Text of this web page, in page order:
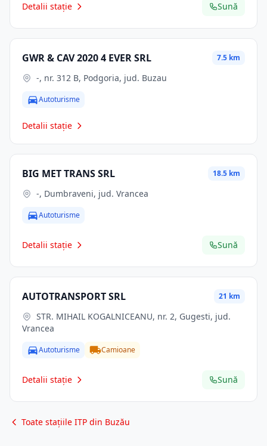
Detalii stație Sună
GWR & CAV 2020 4 EVER SRL 7.5 km
-, nr. 312 B, Podgoria, jud. Buzau
Autoturisme
Detalii stație
BIG MET TRANS SRL 18.5 km
-, Dumbraveni, jud. Vrancea
Autoturisme
Detalii stație Sună
AUTOTRANSPORT SRL 21 km
Vrancea
Autoturisme Camioane
Detalii stație Sună
Toate stațiile ITP din Buzău